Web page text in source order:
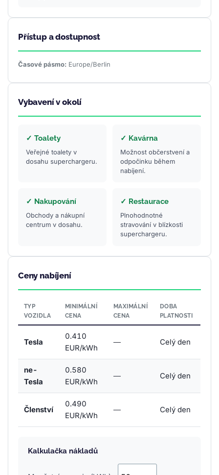
Přístup a dostupnost
Časové pásmo: Europe/Berlin
Vybavení v okolí
✓ Toalety
Veřejné toalety v
dosahu superchargeru.
✓ Kavárna
Možnost občerstvení a
odpočinku během
nabíjení.
✓ Nakupování
Obchody a nákupní
centrum v dosahu.
✓ Restaurace
Plnohodnotné
stravování v blízkosti
superchargeru.
Ceny nabíjení
TYP
VOZIDLA
MINIMÁLNÍ
CENA
MAXIMÁLNÍ
CENA
DOBA
PLATNOSTI
Tesla
0.410
EUR/kWh
— Celý den
ne-
Tesla
0.580
EUR/kWh
— Celý den
Členství
0.490
EUR/kWh
— Celý den
Kalkulačka nákladů